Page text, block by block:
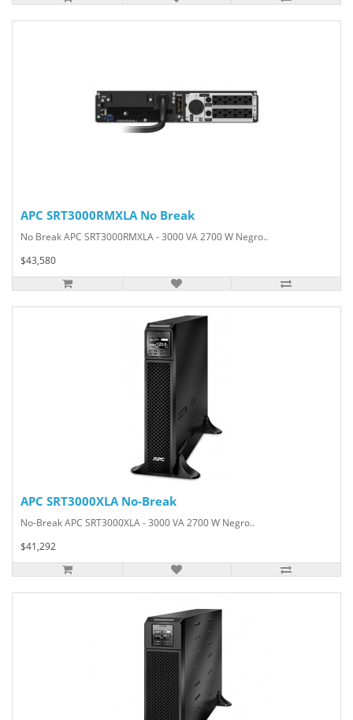
APC SRT3000RMXLA No Break
No Break APC SRT3000RMXLA - 3000 VA 2700 W Negro..
$43,580
APC SRT3000XLA No-Break
No-Break APC SRT3000XLA - 3000 VA 2700 W Negro..
$41,292